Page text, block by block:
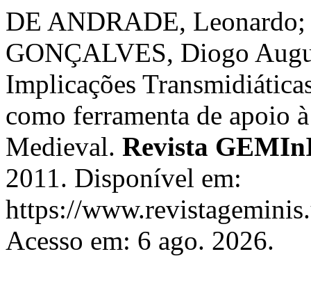
DE ANDRADE,
GONÇALVES, Diogo
Implicações
como ferramenta de apoio
Medieval. Revista
2011. Disponível em:
https://
Acesso em: 6 ago. 2026.